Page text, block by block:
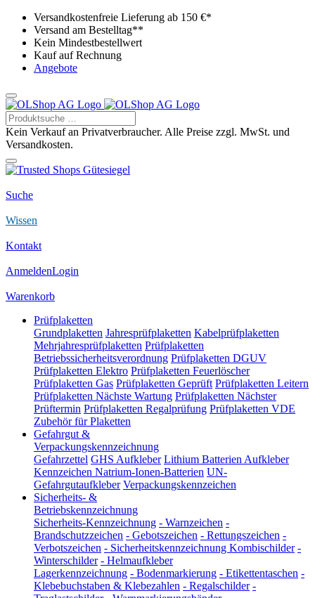
Versandkostenfreie Lieferung ab 150 €*
Versand am Bestelltag**
Kein Mindestbestellwert
Kauf auf Rechnung
Angebote
Kein Verkauf an Privatverbraucher. Alle Preise zzgl. MwSt. und
Versandkosten.
Suche
Wissen
Kontakt
AnmeldenLogin
Warenkorb
Prüfplaketten
Grundplaketten Jahresprüfplaketten Kabelprüfplaketten
Mehrjahresprüfplaketten Prüfplaketten
Betriebssicherheitsverordnung Prüfplaketten DGUV
Prüfplaketten Elektro Prüfplaketten Feuerlöscher
Prüfplaketten Gas Prüfplaketten Geprüft Prüfplaketten Leitern
Prüfplaketten Nächste Wartung Prüfplaketten Nächster
Prüftermin Prüfplaketten Regalprüfung Prüfplaketten VDE
Zubehör für Plaketten
Gefahrgut &
Verpackungskennzeichnung
Gefahrzettel GHS Aufkleber Lithium Batterien Aufkleber
Kennzeichen Natrium-Ionen-Batterien UN-
Gefahrgutaufkleber Verpackungskennzeichen
Sicherheits- &
Betriebskennzeichnung
Sicherheits-Kennzeichnung - Warnzeichen -
Brandschutzzeichen - Gebotszeichen - Rettungszeichen -
Verbotszeichen - Sicherheitskennzeichnung Kombischilder -
Winterschilder - Helmaufkleber
Lagerkennzeichnung - Bodenmarkierung - Etikettentaschen -
Klebebuchstaben & Klebezahlen - Regalschilder -